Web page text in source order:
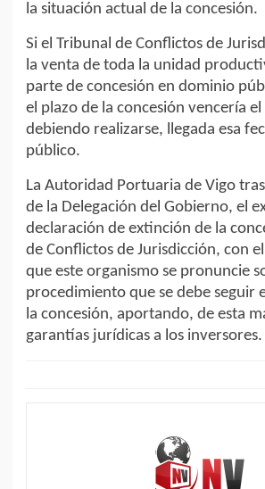
la situación actual de la concesión.
Si el Tribunal de Conflictos de
la venta de toda la unidad
parte de concesión en dominio
el plazo de la concesión vencería
debiendo realizarse, llegada esa
público.
La Autoridad Portuaria de Vigo
de la Delegación del Gobierno, el
declaración de extinción de la
de Conflictos de Jurisdicción, con
que este organismo se pronuncie
procedimiento que se debe seguir
la concesión, aportando, de esta
garantías jurídicas a los inversores.